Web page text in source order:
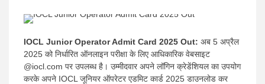
IOCL Junior Operator Admit Card 2025 Out: अब 5 अप्रैल
2025 को निर्धारित ऑनलाइन परीक्षा के लिए आधिकारिक वेबसाइट
@iocl.com पर उपलब्ध है। उम्मीदवार अपने लॉगिन क्रेडेंशियल का उपयोग
करके अपने IOCL जूनियर ऑपरेटर एडमिट कार्ड 2025 डाउनलोड कर